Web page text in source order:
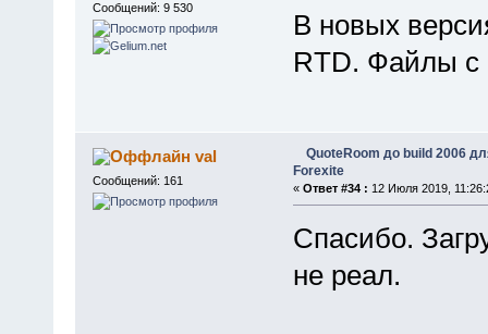
Сообщений: 9 530
В новых
RTD. Файлы с
val
Сообщений: 161
QuoteRoom до build 2006
Forexite
« Ответ #34 : 12 Июля 2019,
Спасибо.
не реал.